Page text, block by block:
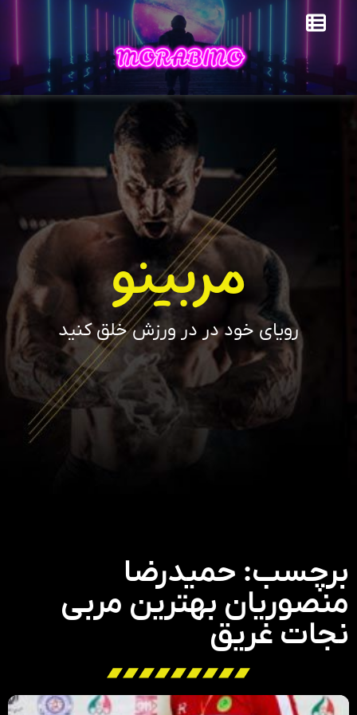
مربینو
رویای خود در در ورزش خلق کنید
برچسب: حمیدرضا
منصوریان بهترین مربی
نجات غریق